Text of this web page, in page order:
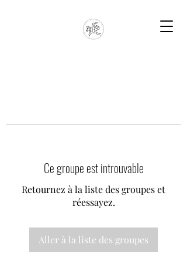
Ce groupe est introuvable
Retournez à la liste des groupes et
réessayez.
Aller à la liste des groupes